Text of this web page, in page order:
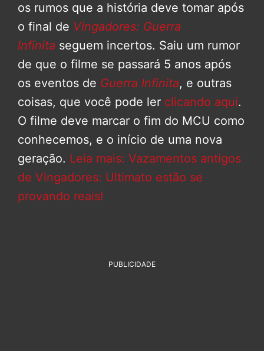
os rumos que a história deve tomar após
o final de Vingadores: Guerra
Infinita seguem incertos. Saiu um rumor
de que o filme se passará 5 anos após
os eventos de Guerra Infinita, e outras
coisas, que você pode ler clicando aqui.
O filme deve marcar o fim do MCU como
conhecemos, e o início de uma nova
geração. Leia mais: Vazamentos antigos
de Vingadores: Ultimato estão se
provando reais!
PUBLICIDADE